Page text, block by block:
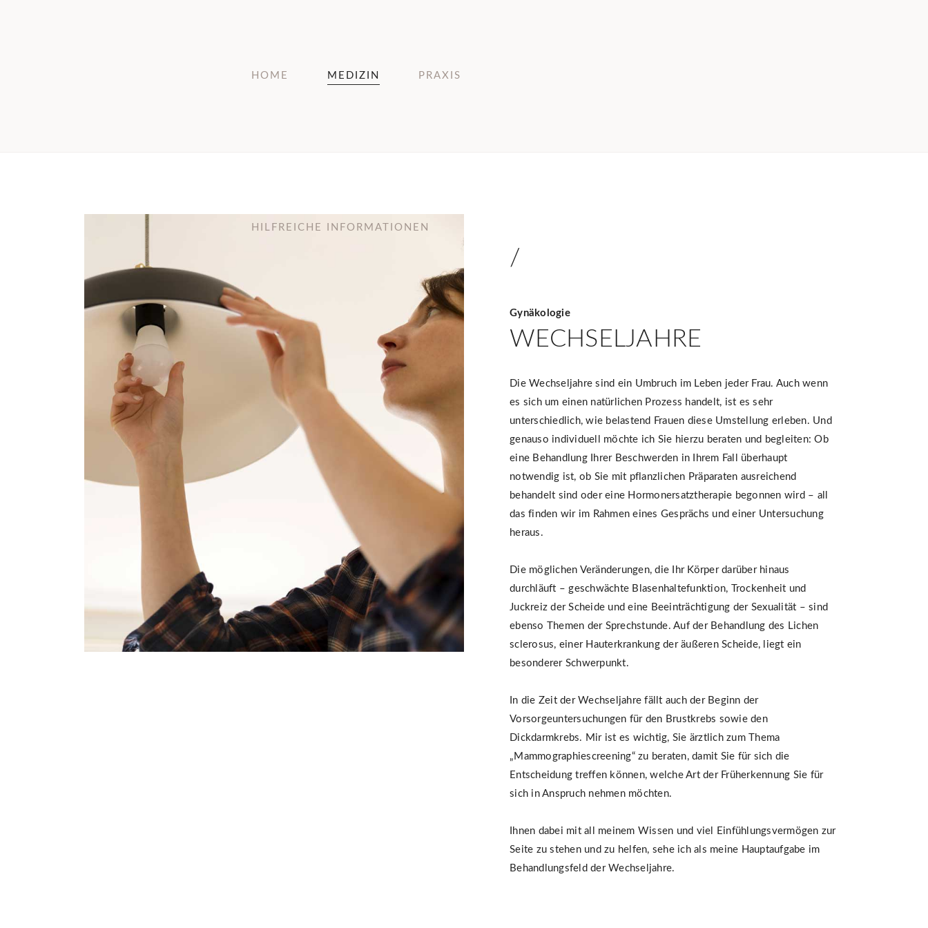
HOME MEDIZIN PRAXIS
HILFREICHE INFORMATIONEN
/
Gynäkologie
WECHSELJAHRE
Die Wechseljahre sind ein Umbruch im Leben jeder Frau. Auch wenn
es sich um einen natürlichen Prozess handelt, ist es sehr
unterschiedlich, wie belastend Frauen diese Umstellung erleben. Und
genauso individuell möchte ich Sie hierzu beraten und begleiten: Ob
eine Behandlung Ihrer Beschwerden in Ihrem Fall überhaupt
notwendig ist, ob Sie mit pflanzlichen Präparaten ausreichend
behandelt sind oder eine Hormonersatztherapie begonnen wird – all
das finden wir im Rahmen eines Gesprächs und einer Untersuchung
heraus.
Die möglichen Veränderungen, die Ihr Körper darüber hinaus
durchläuft – geschwächte Blasenhaltefunktion, Trockenheit und
Juckreiz der Scheide und eine Beeinträchtigung der Sexualität – sind
ebenso Themen der Sprechstunde. Auf der Behandlung des Lichen
sclerosus, einer Hauterkrankung der äußeren Scheide, liegt ein
besonderer Schwerpunkt.
In die Zeit der Wechseljahre fällt auch der Beginn der
Vorsorgeuntersuchungen für den Brustkrebs sowie den
Dickdarmkrebs. Mir ist es wichtig, Sie ärztlich zum Thema
„Mammographiescreening“ zu beraten, damit Sie für sich die
Entscheidung treffen können, welche Art der Früherkennung Sie für
sich in Anspruch nehmen möchten.
Ihnen dabei mit all meinem Wissen und viel Einfühlungsvermögen zur
Seite zu stehen und zu helfen, sehe ich als meine Hauptaufgabe im
Behandlungsfeld der Wechseljahre.